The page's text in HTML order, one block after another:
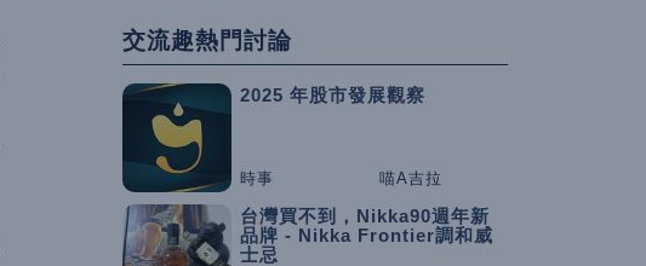
交流趣熱門討論
2025 年股市發展觀察
時事 喵A吉拉
台灣買不到，Nikka90週年新
品牌 - Nikka Frontier調和威
士忌